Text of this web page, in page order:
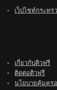
เว็ปไซท์กระทร
เกี่ยวกับติวฟรี
ติดต่อติวฟรี
นโยบายคุ้มคร